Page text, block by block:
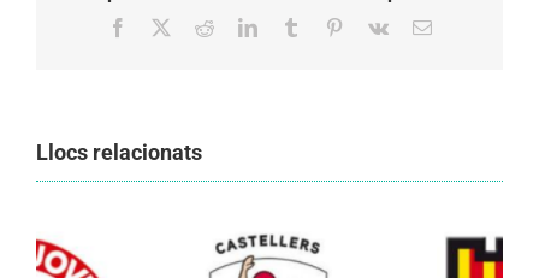
Facebook RedditLinkedInTumblr Pinterest
Vk Email:
Llocs relacionats